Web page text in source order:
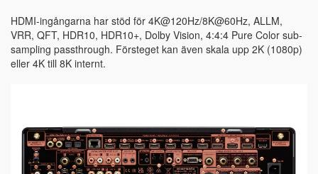
HDMI-ingångarna har stöd för 4K@120Hz/8K@60Hz, ALLM,
VRR, QFT, HDR10, HDR10+, Dolby Vision, 4:4:4 Pure Color sub-
sampling passthrough. Försteget kan även skala upp 2K (1080p)
eller 4K till 8K internt.